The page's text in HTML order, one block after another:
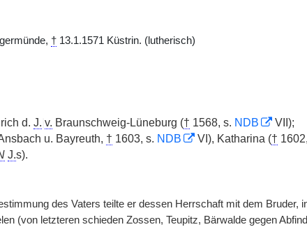
†13.1.1571 Küstrin. (lutherisch)
d. J. v. Braunschweig-Lüneburg († 1568, s. NDB
VII);
u. Bayreuth, † 1603, s. NDB VI), Katharina († 1602,
J.s).
des Vaters teilte er dessen Herrschaft mit dem Bruder,
(von letzteren schieden Zossen, Teupitz, Bärwalde gegen